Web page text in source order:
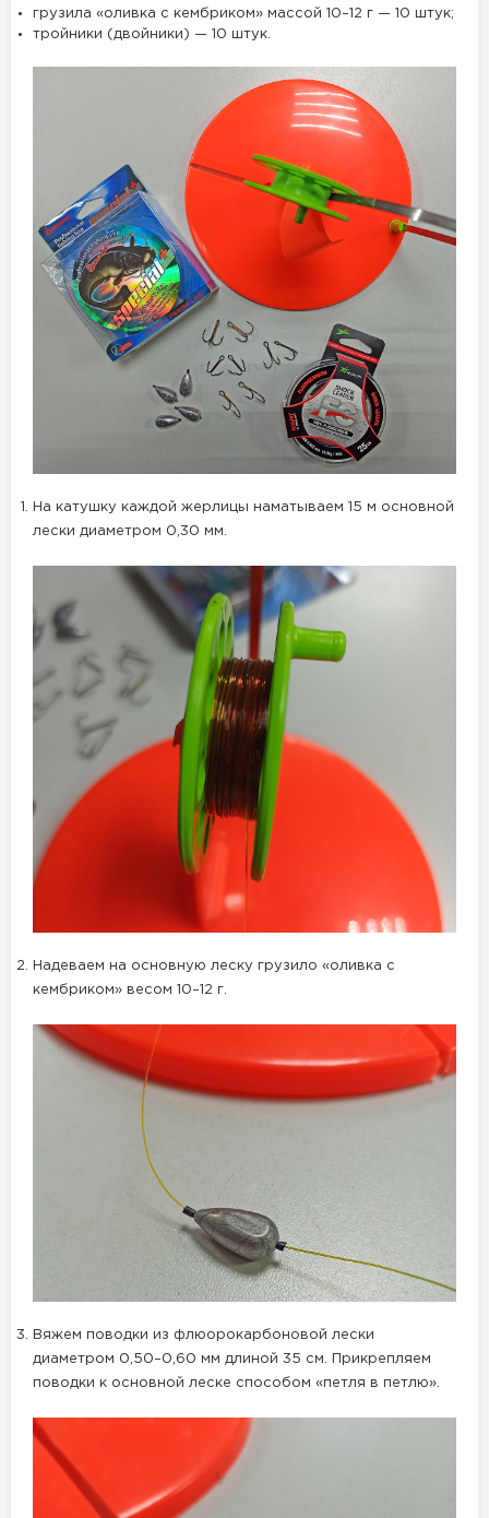
грузила «оливка с кембриком» массой 10–12 г — 10 штук;
тройники (двойники) — 10 штук.
На катушку каждой жерлицы наматываем 15 м основной
лески диаметром 0,30 мм.
Надеваем на основную леску грузило «оливка с
кембриком» весом 10–12 г.
Вяжем поводки из флюорокарбоновой лески
диаметром 0,50–0,60 мм длиной 35 см. Прикрепляем
поводки к основной леске способом «петля в петлю».